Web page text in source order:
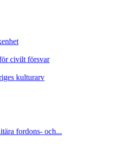
civilt försvar
kulturarv
fordons- och...